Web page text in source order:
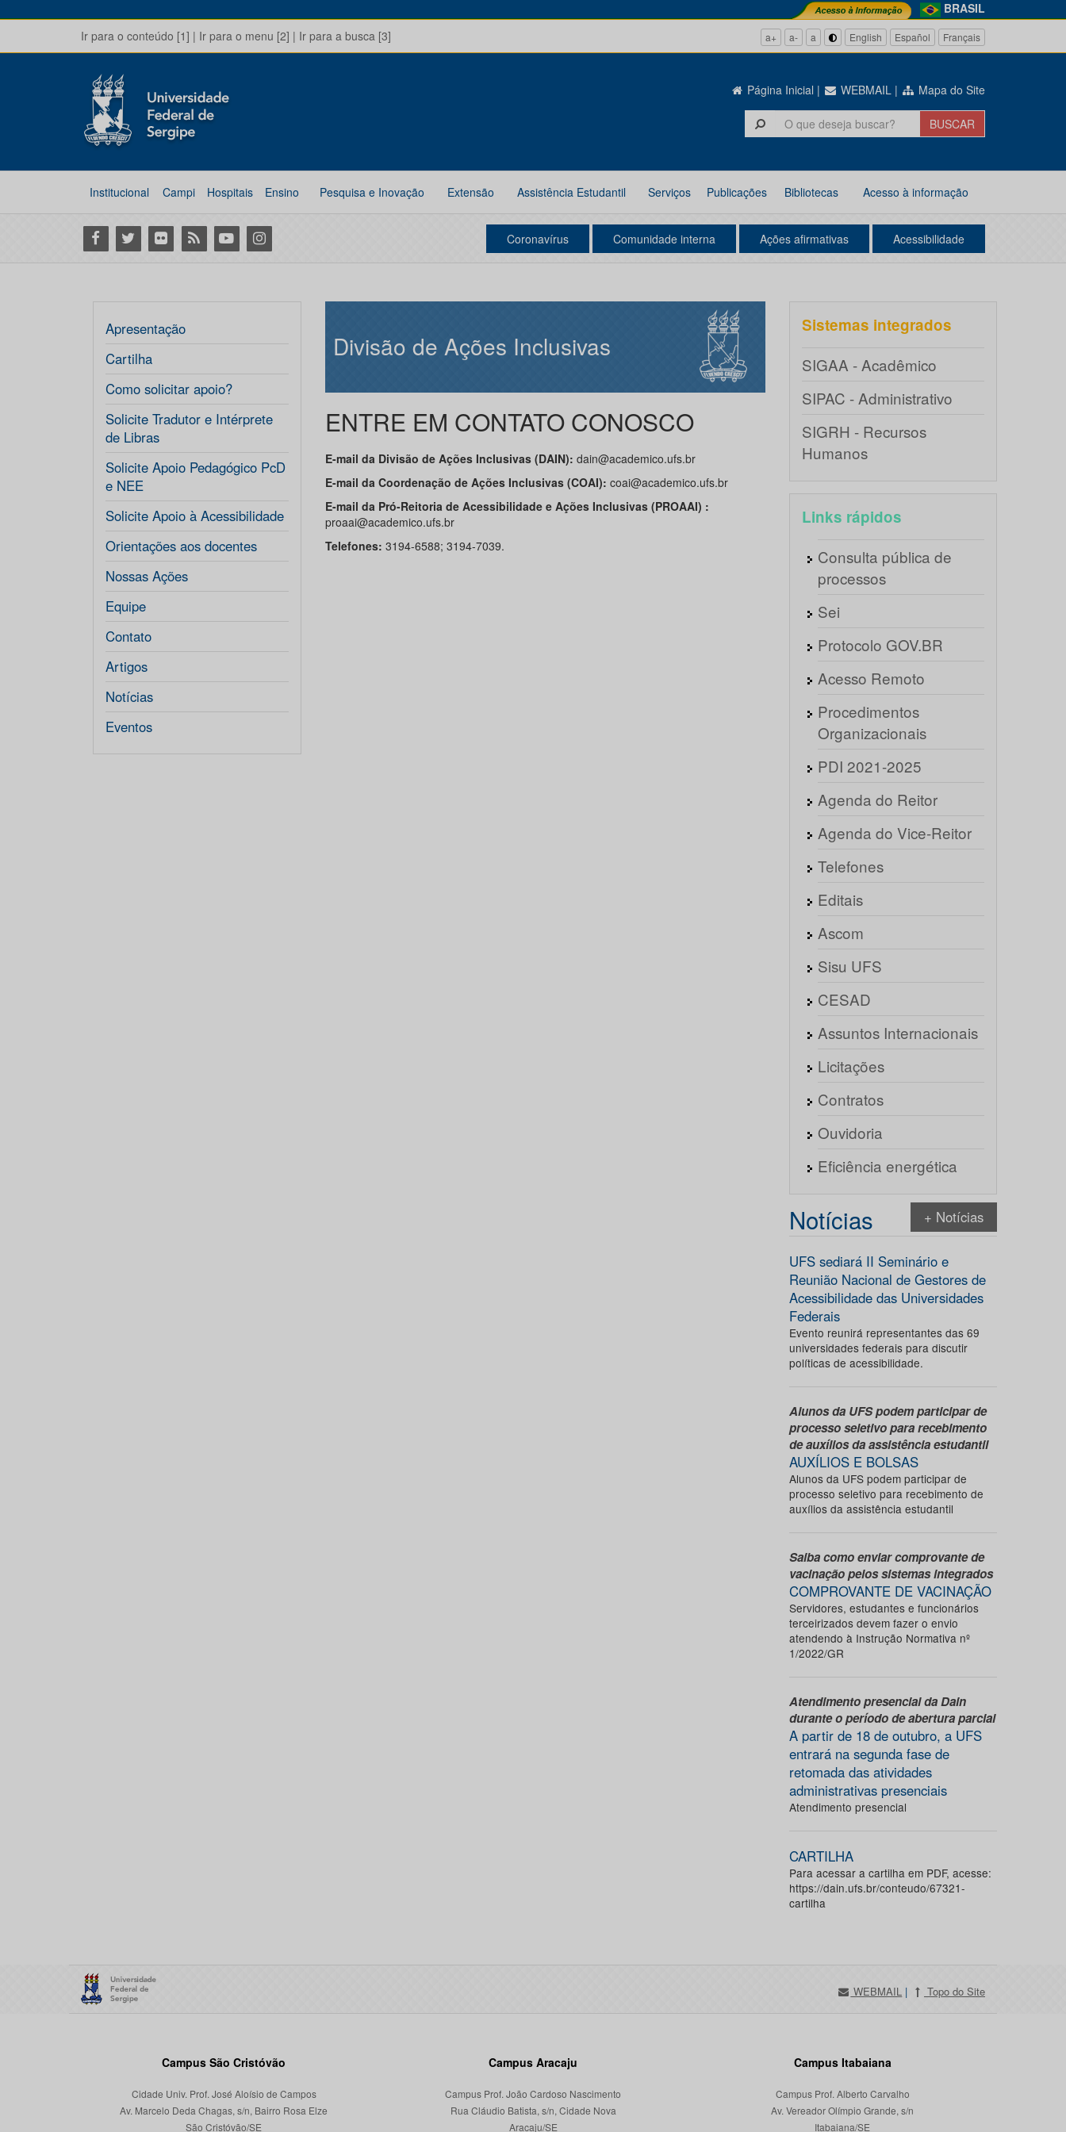
BRASIL
Ir para o conteúdo [1] | Ir para o menu [2] | Ir para a busca [3] a+ a- a English Español Français
Página Inicial | WEBMAIL | Mapa do Site
Institucional Campi Hospitais Ensino Pesquisa e Inovação Extensão Assistência Estudantil Serviços Publicações Bibliotecas Acesso à informação
Facebook
Twitter Flickr RSS YoutubeInstagram Coronavírus Comunidade interna Ações afirmativas Acessibilidade
Apresentação
Cartilha
Como solicitar apoio?
Solicite Tradutor e Intérprete
de Libras
Solicite Apoio Pedagógico PcD
e NEE
Solicite Apoio à Acessibilidade
Orientações aos docentes
Nossas Ações
Equipe
Contato
Artigos
Notícias
Eventos
Divisão de Ações Inclusivas
ENTRE EM CONTATO CONOSCO
E-mail da Divisão de Ações Inclusivas (DAIN): dain@academico.ufs.br
E-mail da Coordenação de Ações Inclusivas (COAI): coai@academico.ufs.br
E-mail da Pró-Reitoria de Acessibilidade e Ações Inclusivas (PROAAI) :
proaai@academico.ufs.br
Telefones: 3194-6588; 3194-7039.
Sistemas integrados
SIGAA - Acadêmico
SIPAC - Administrativo
SIGRH - Recursos
Humanos
Links rápidos
Consulta pública de
processos
Sei
Protocolo GOV.BR
Acesso Remoto
Procedimentos
Organizacionais
PDI 2021-2025
Agenda do Reitor
Agenda do Vice-Reitor
Telefones
Editais
Ascom
Sisu UFS
CESAD
Assuntos Internacionais
Licitações
Contratos
Ouvidoria
Eficiência energética
Notícias + Notícias
UFS sediará II Seminário e
Reunião Nacional de Gestores de
Acessibilidade das Universidades
Federais
Evento reunirá representantes das 69
universidades federais para discutir
políticas de acessibilidade.
Alunos da UFS podem participar de
processo seletivo para recebimento
de auxílios da assistência estudantil
AUXÍLIOS E BOLSAS
Alunos da UFS podem participar de
processo seletivo para recebimento de
auxílios da assistência estudantil
Saiba como enviar comprovante de
vacinação pelos sistemas integrados
COMPROVANTE DE VACINAÇÃO
Servidores, estudantes e funcionários
terceirizados devem fazer o envio
atendendo à Instrução Normativa nº
1/2022/GR
Atendimento presencial da Dain
durante o período de abertura parcial
A partir de 18 de outubro, a UFS
entrará na segunda fase de
retomada das atividades
administrativas presenciais
Atendimento presencial
CARTILHA
Para acessar a cartilha em PDF, acesse:
https://dain.ufs.br/conteudo/67321-
cartilha
WEBMAIL | Topo do Site
Campus São Cristóvão
Cidade Univ. Prof. José Aloísio de Campos
Av. Marcelo Deda Chagas, s/n, Bairro Rosa Elze
São Cristóvão/SE
Campus Aracaju
Campus Prof. João Cardoso Nascimento
Rua Cláudio Batista, s/n, Cidade Nova
Aracaju/SE
Campus Itabaiana
Campus Prof. Alberto Carvalho
Av. Vereador Olímpio Grande, s/n
Itabaiana/SE